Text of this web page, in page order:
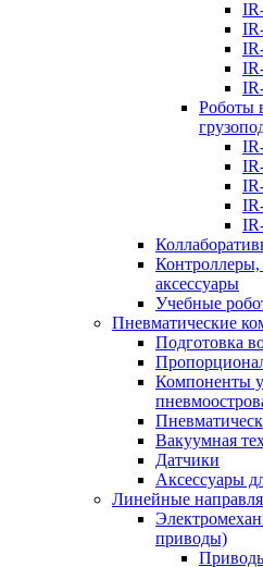
Роботы
аксессуары
Учебные
Пневматические
Подготовка
Компоненты
Вакуумная
Датчики
Аксессуары
Линейные
приводы)